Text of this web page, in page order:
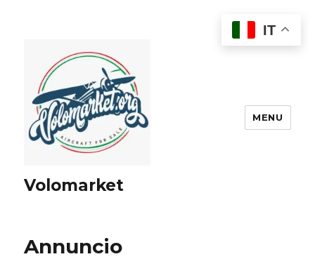
Volomarket
MENU
Annuncio
IT